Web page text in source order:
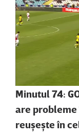
Minutul 74:
are
reuşeşte în